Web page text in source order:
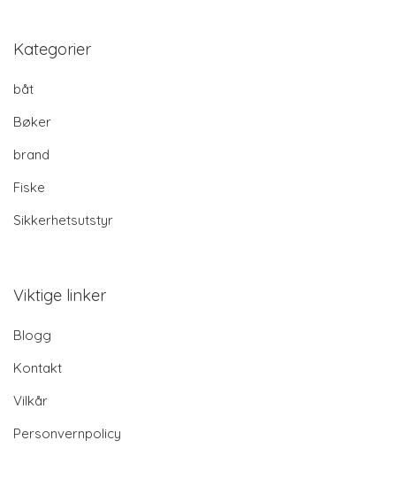
Kategorier
båt
Bøker
brand
Fiske
Sikkerhetsutstyr
Viktige linker
Blogg
Kontakt
Vilkår
Personvernpolicy